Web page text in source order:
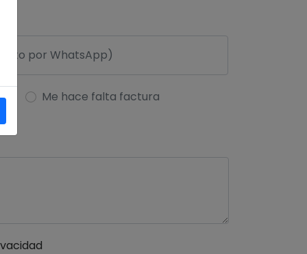
Me hace falta factura